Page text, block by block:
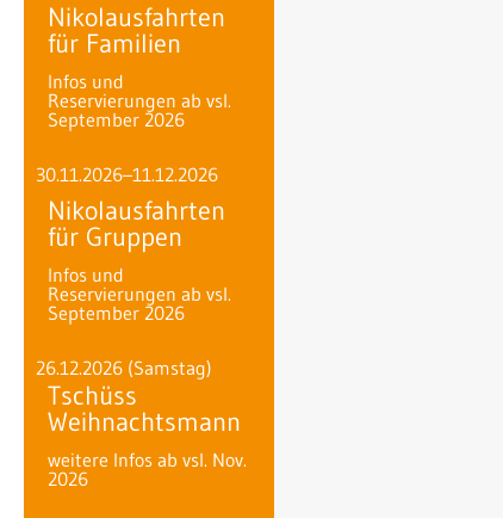
Nikolausfahrten
für Familien
Infos und
Reservierungen ab vsl.
September 2026
30.11.2026–11.12.2026
Nikolausfahrten
für Gruppen
Infos und
Reservierungen ab vsl.
September 2026
26.12.2026 (Samstag)
Tschüss
Weihnachtsmann
weitere Infos ab vsl. Nov.
2026